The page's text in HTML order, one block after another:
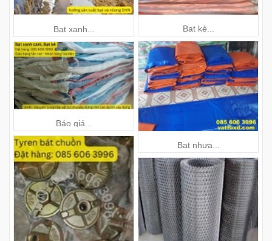
Bạt xanh...
Báo giá...
Bạt kẻ...
Bạt nhựa...